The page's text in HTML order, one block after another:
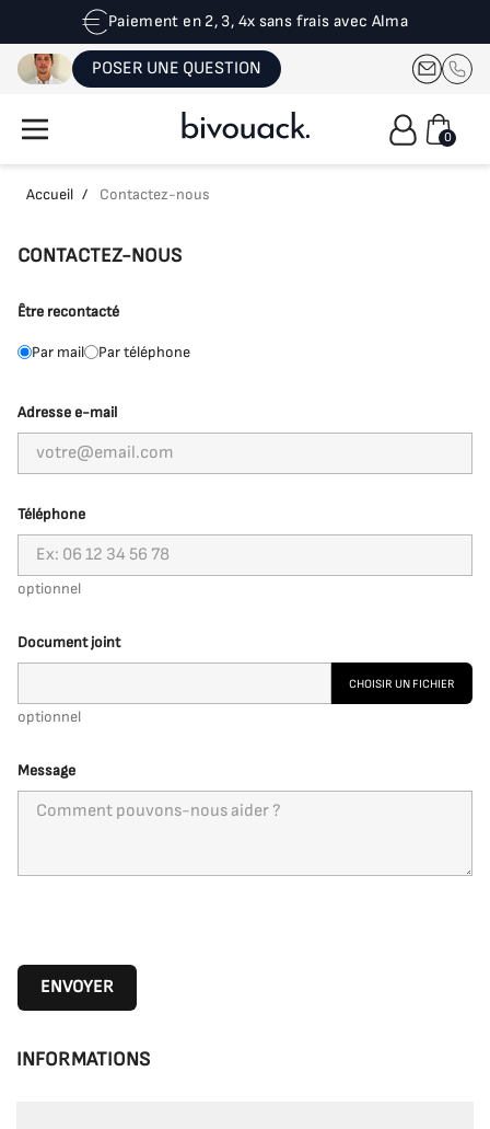
Paiement en 2, 3, 4x sans frais avec Alma
POSER UNE QUESTION
0
Accueil / Contactez-nous
CONTACTEZ-NOUS
Être recontacté
Par mail Par téléphone
Adresse e-mail
Téléphone
optionnel
Document joint
CHOISIR UN FICHIER
optionnel
Message
INFORMATIONS